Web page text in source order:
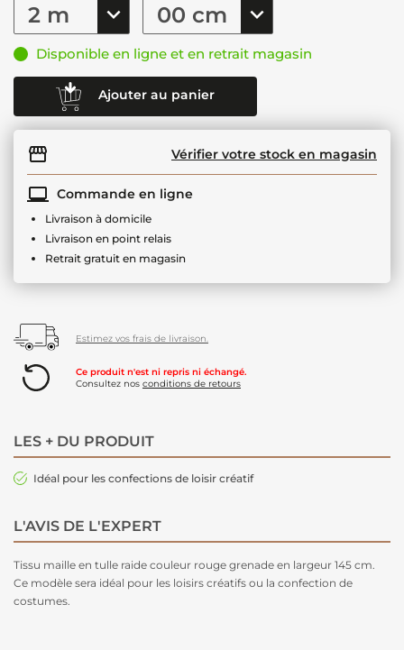
Disponible en ligne et en retrait magasin
Ajouter au panier
Vérifier votre stock en magasin
Commande en ligne
Livraison à domicile
Livraison en point relais
Retrait gratuit en magasin
Estimez vos frais de livraison.
Ce produit n'est ni repris ni échangé.
Consultez nos conditions de retours
LES + DU PRODUIT
Idéal pour les confections de loisir créatif
L'AVIS DE L'EXPERT
Tissu maille en tulle raide couleur rouge grenade en largeur 145 cm.
Ce modèle sera idéal pour les loisirs créatifs ou la confection de
costumes.